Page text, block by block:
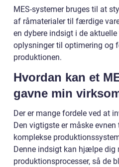
MES-systemer bruges til at
af råmaterialer til færdige
en dybere indsigt i de
oplysninger til optimering og
produktionen.
Hvordan kan et
gavne min
Der er mange fordele ved at
Den vigtigste er måske
komplekse
Denne indsigt kan hjælpe dig
produktionsprocesser, så de